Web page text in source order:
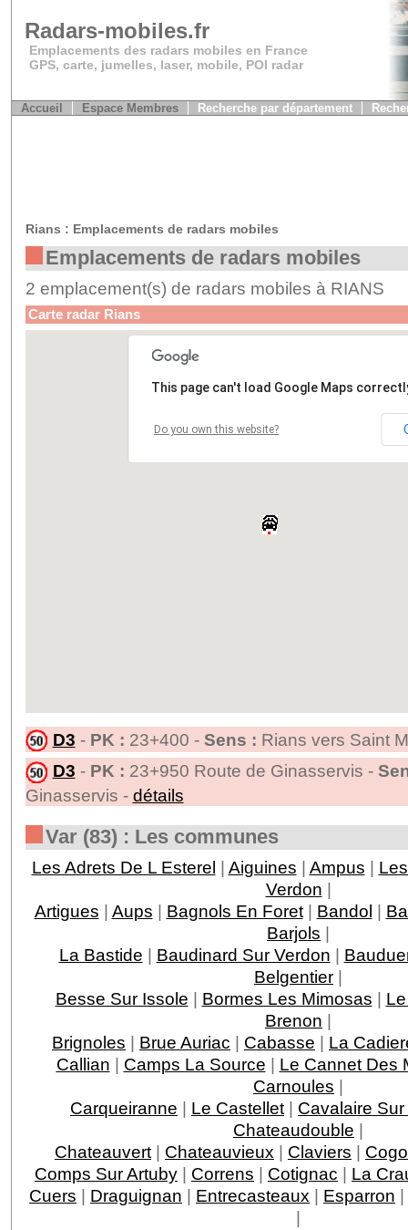
Radars-mobiles.fr
Emplacements des radars mobiles en France
GPS, carte, jumelles, laser, mobile, POI radar
Accueil Espace Membres Recherche par département
Rians : Emplacements de radars mobiles
Emplacements de radars mobiles
2 emplacement(s) de radars mobiles à RIANS
Carte radar Rians
This page can't load Google Maps
Do you own this website?
D3 - PK : 23+400 - Sens : Rians vers Saint
D3 - PK : 23+950 Route de Ginasservis -
Ginasservis - détails
Var (83) : Les communes
Les Adrets De L Esterel | Aiguines | Ampus |
Verdon |
Artigues | Aups | Bagnols En Foret| Bandol |
Barjols |
La Bastide | Baudinard Sur Verdon |
Belgentier |
Besse Sur Issole | Bormes Les Mimosas |
Brenon |
Brignoles | Brue Auriac | Cabasse | La
Callian | Camps La Source | Le Cannet Des
Carnoules |
Carqueiranne | Le Castellet | Cavalaire
Chateaudouble |
Chateauvert | Chateauvieux | Claviers |
Comps Sur Artuby | Correns | Cotignac | La
Cuers | Draguignan | Entrecasteaux | Esparron |
|